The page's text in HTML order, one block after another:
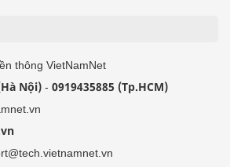
thông VietNamNet
Nội) - 0919435885 (Tp.HCM)